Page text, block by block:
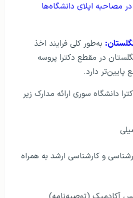
مصاحبه اپلای دانشگاه‌ها
به‌طور کلی فرایند اخذ
در مقطع دکترا پروسه
دارد.
دانشگاه سوری ارائه مدارک زیر
و کارشناسی ارشد به‌ همراه